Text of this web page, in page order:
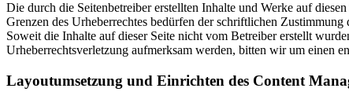
Die durch die Seitenbetreiber erstellten Inhalte und Werke auf
Grenzen des Urheberrechtes bedürfen der schriftlichen
Soweit die Inhalte auf dieser Seite nicht vom Betreiber erstellt
Urheberrechtsverletzung aufmerksam werden, bitten wir um einen
Layoutumsetzung und Einrichten des Content